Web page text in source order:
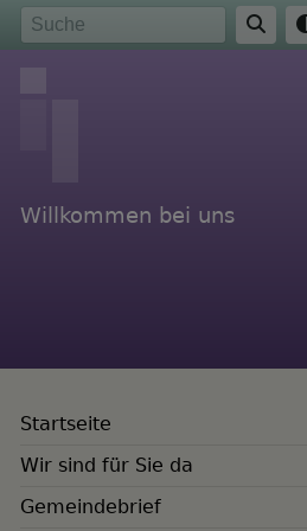
Direkt
zum
Willkommen bei uns
Startseite
Wir sind für Sie da
Gemeindebrief